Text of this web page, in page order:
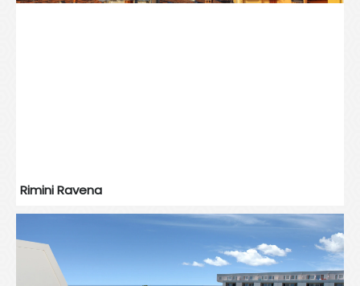
Rimini Ravena